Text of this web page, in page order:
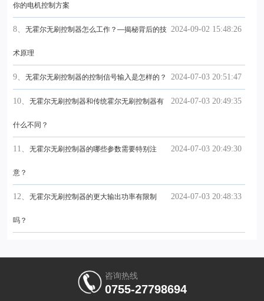
你的电机控制方案
2024-09-02 15:48:26
8、 无霍尔无刷控制器怎么工作？—揭秘背后的技
术原理
2024-07-03 20:51:47
9、 无霍尔无刷控制器的控制信号输入是怎样的？
2024-07-03 20:49:35
10、 无霍尔无刷控制器和传统霍尔无刷控制器有
什么不同？
2024-07-03 20:49:30
11、 无霍尔无刷控制器的哪些参数需要特别注
意？
2024-07-03 20:48:33
12、 无霍尔无刷控制器的更大输出功率有限制
吗？
咨询热线
0755-27798694